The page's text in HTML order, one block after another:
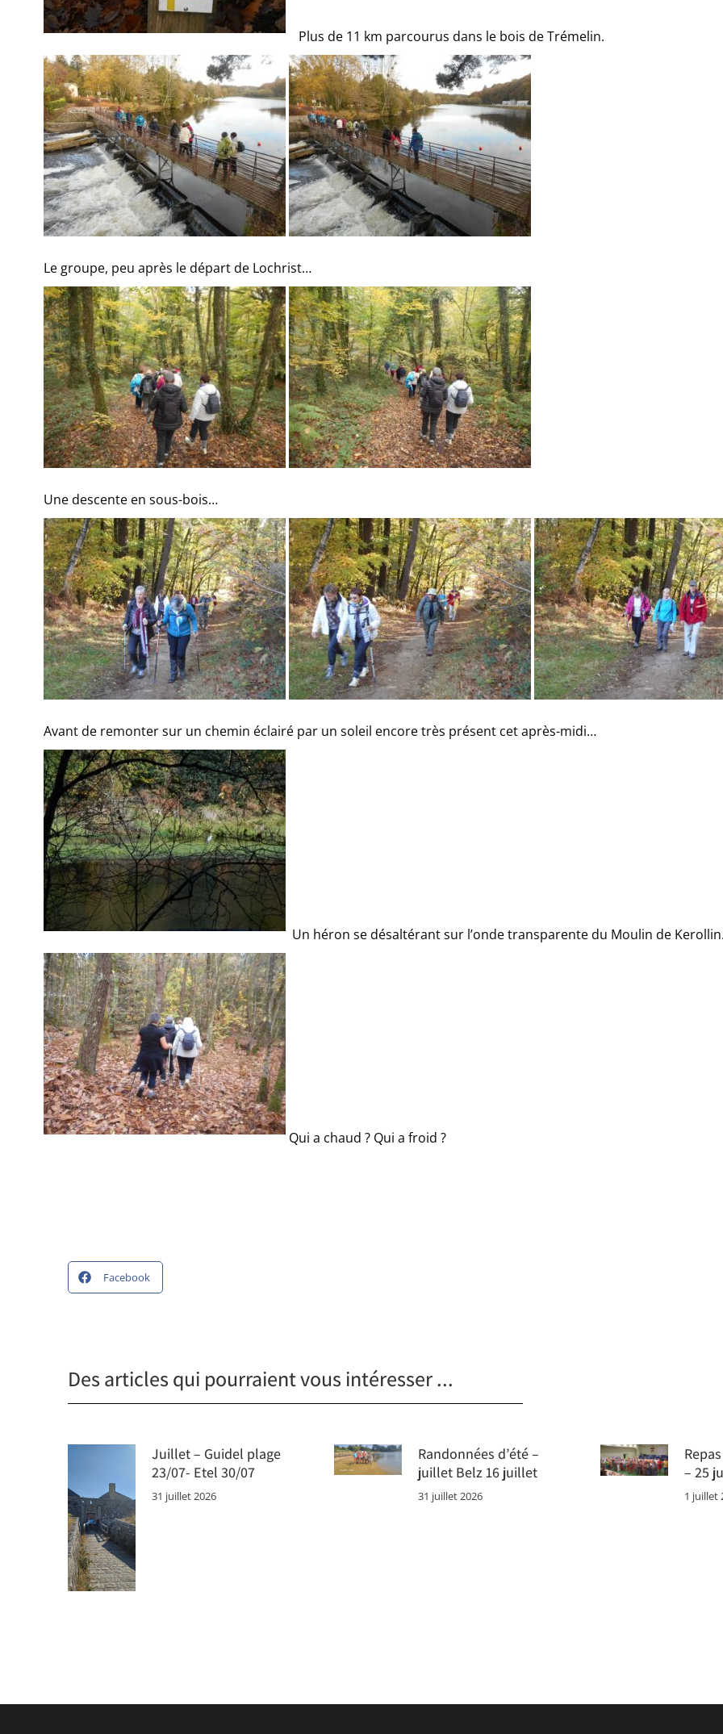
Plus de 11 km parcourus dans le bois de Trémelin.
Le groupe, peu après le départ de Lochrist…
Une descente en sous-bois…
Avant de remonter sur un chemin éclairé par un soleil encore très présent cet après-midi…
Un héron se désaltérant sur l’onde transparente du Moulin de
Qui a chaud ? Qui a froid ?
Facebook
Des articles qui pourraient vous intéresser ...
Juillet – Guidel plage
23/07- Etel 30/07
31 juillet 2026
Randonnées d’été –
juillet Belz 16 juillet
31 juillet 2026
– 25
1 juillet